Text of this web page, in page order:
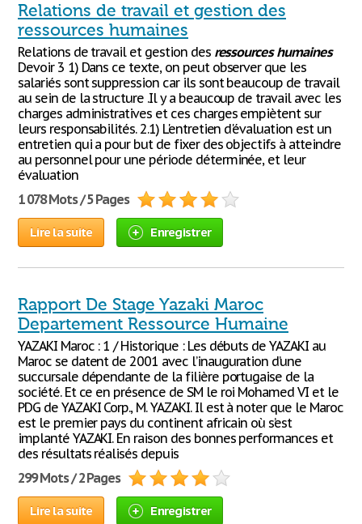
Relations de travail et gestion des
ressources humaines
Relations de travail et gestion des ressources humaines
Devoir 3 1) Dans ce texte, on peut observer que les
salariés sont suppression car ils sont beaucoup de travail
au sein de la structure .Il y a beaucoup de travail avec les
charges administratives et ces charges empiètent sur
leurs responsabilités. 2.1) L'entretien d'évaluation est un
entretien qui a pour but de fixer des objectifs à atteindre
au personnel pour une période déterminée, et leur
évaluation
1 078 Mots / 5 Pages
Lire la suite Enregistrer
Rapport De Stage Yazaki Maroc
Departement Ressource Humaine
YAZAKI Maroc : 1 / Historique : Les débuts de YAZAKI au
Maroc se datent de 2001 avec l’inauguration d’une
succursale dépendante de la filière portugaise de la
société. Et ce en présence de SM le roi Mohamed VI et le
PDG de YAZAKI Corp., M. YAZAKI. Il est à noter que le Maroc
est le premier pays du continent africain où s’est
implanté YAZAKI. En raison des bonnes performances et
des résultats réalisés depuis
299 Mots / 2 Pages
Lire la suite Enregistrer